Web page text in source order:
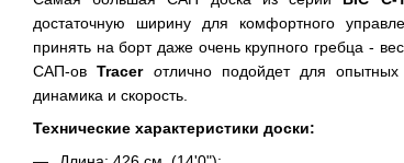
достаточную ширину для комфортного
принять на борт даже очень крупного гребца -
САП-овTracer отлично подойдет для
динамика и скорость.
Технические характеристики доски: